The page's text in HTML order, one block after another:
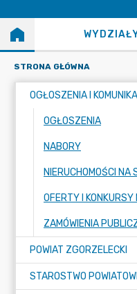
STRONA GŁÓWNA
OGŁOSZENIA I
OGŁOSZENIA
NABORY
NIERUCHOMOŚCI NA
OFERTY I KONKURSY
POWIAT ZGORZELECKI